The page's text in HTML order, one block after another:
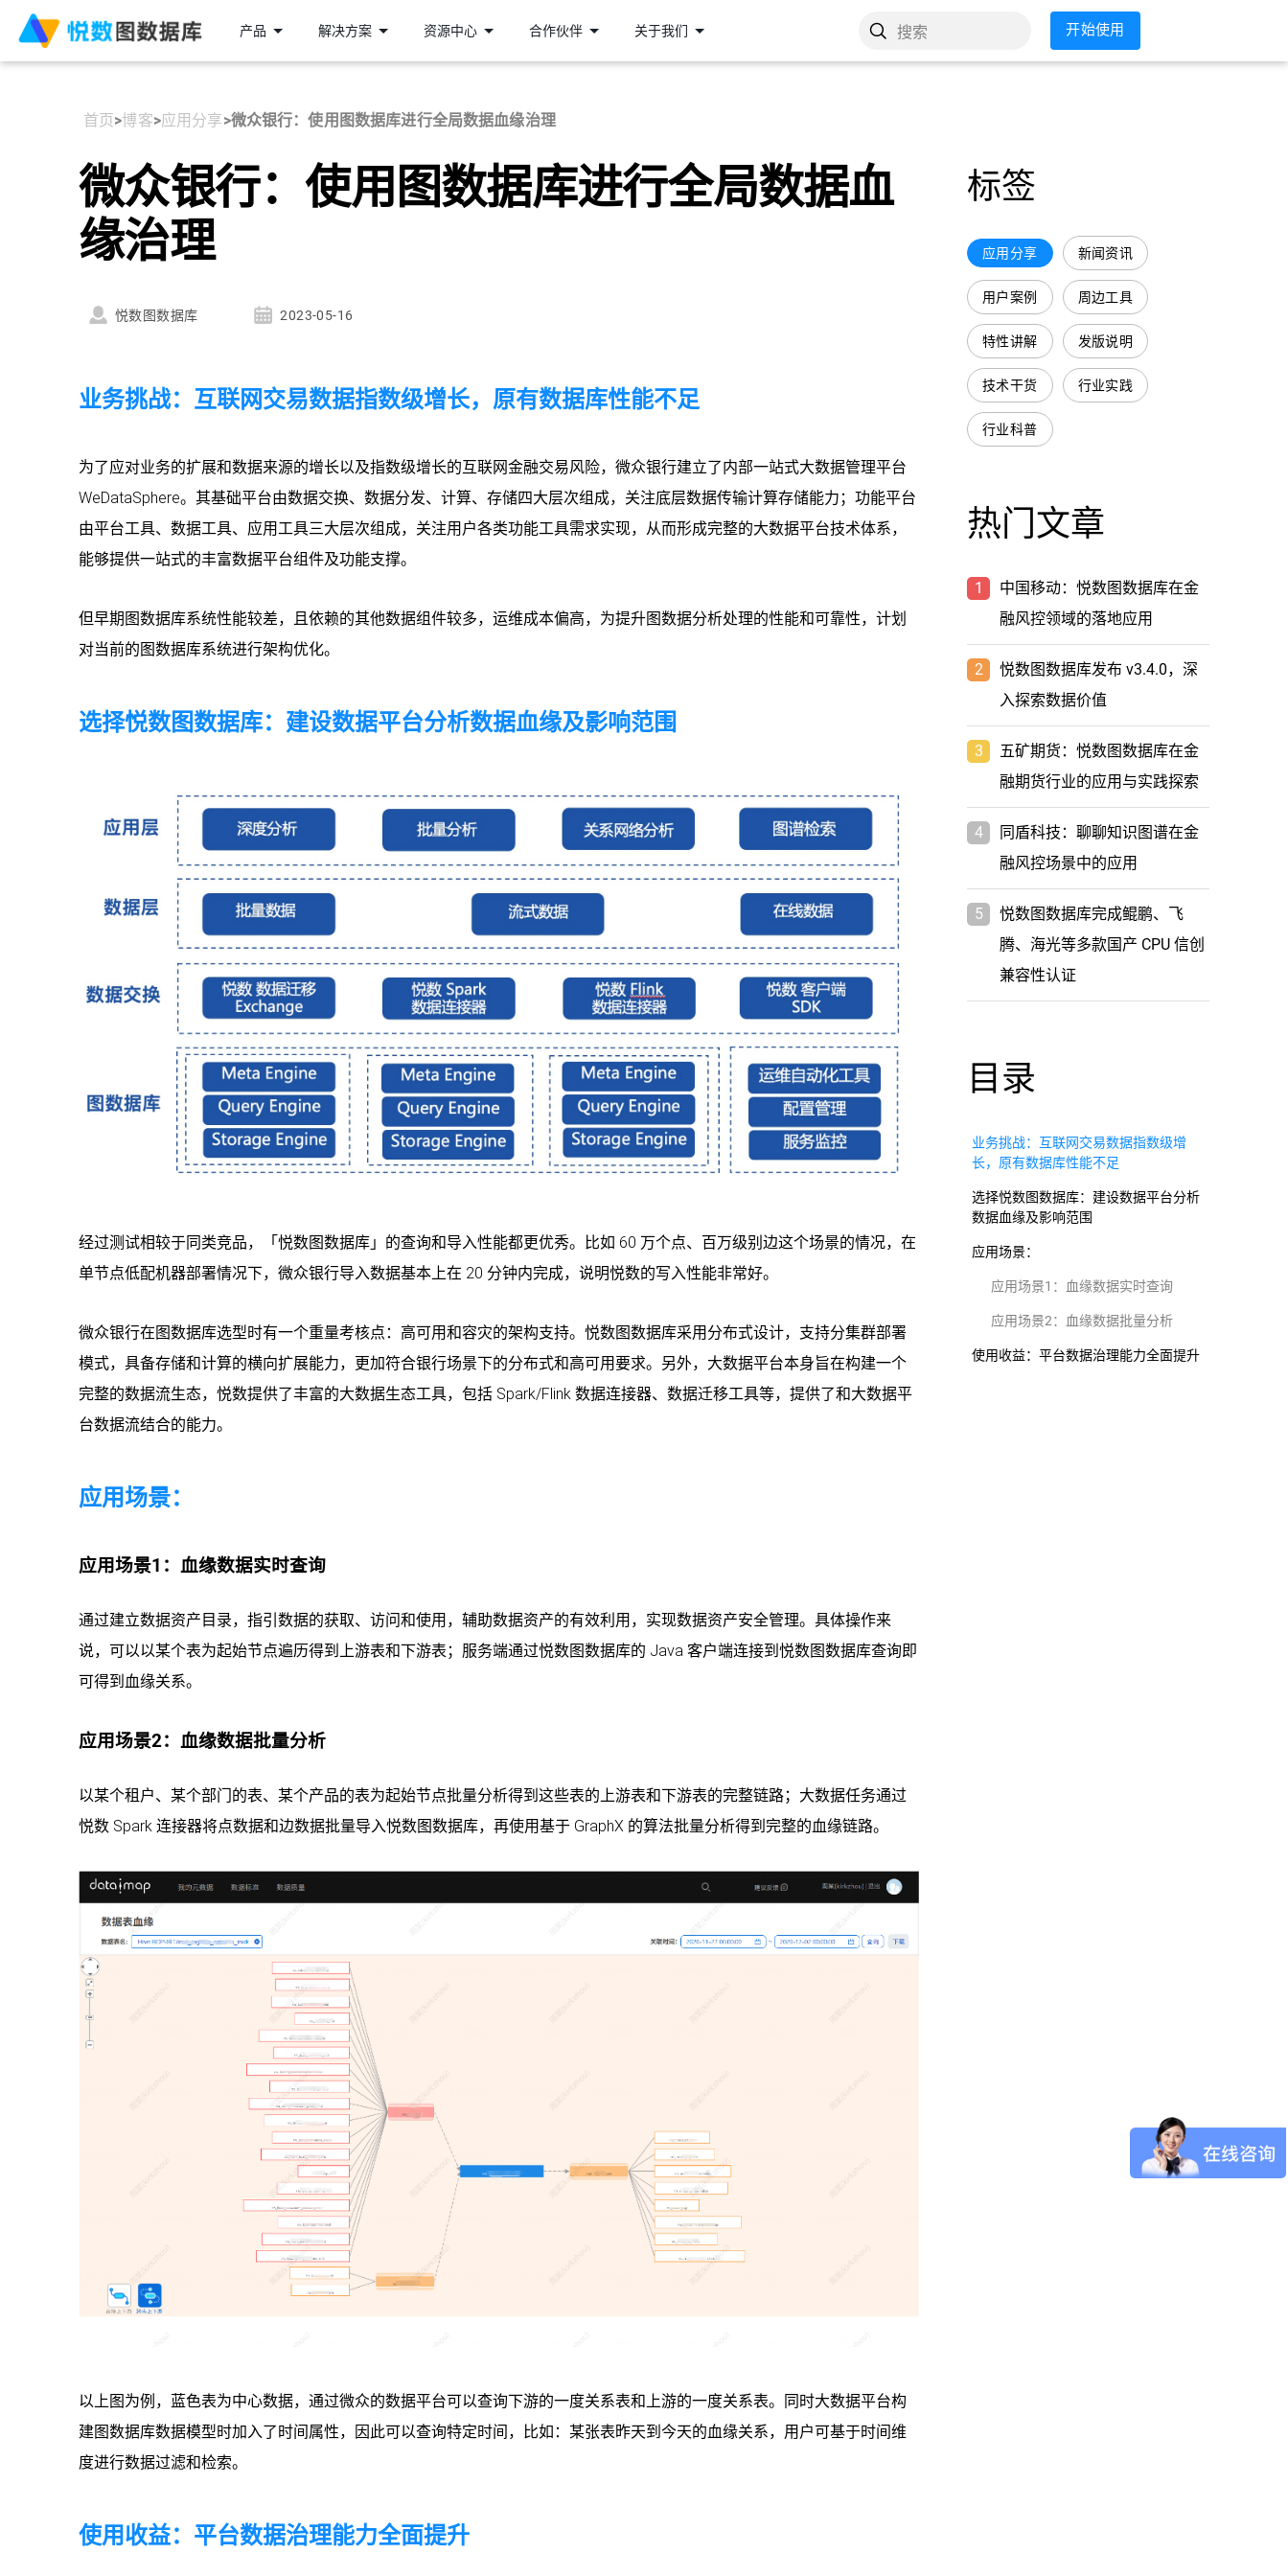
产品 解决方案 资源中心 合作伙伴 关于我们 搜索 开始使用
首页>博客>应用分享>微众银行：使用图数据库进行全局数据血缘治理
微众银行：使用图数据库进行全局数据血
缘治理
悦数图数据库 2023-05-16
业务挑战：互联网交易数据指数级增长，原有数据库性能不足
为了应对业务的扩展和数据来源的增长以及指数级增长的互联网金融交易风险，微众银行建立了内部一站式大数据管理平台
WeDataSphere。其基础平台由数据交换、数据分发、计算、存储四大层次组成，关注底层数据传输计算存储能力；功能平台
由平台工具、数据工具、应用工具三大层次组成，关注用户各类功能工具需求实现，从而形成完整的大数据平台技术体系，
能够提供一站式的丰富数据平台组件及功能支撑。
但早期图数据库系统性能较差，且依赖的其他数据组件较多，运维成本偏高，为提升图数据分析处理的性能和可靠性，计划
对当前的图数据库系统进行架构优化。
选择悦数图数据库：建设数据平台分析数据血缘及影响范围
经过测试相较于同类竞品，「悦数图数据库」的查询和导入性能都更优秀。比如 60 万个点、百万级别边这个场景的情况，在
单节点低配机器部署情况下，微众银行导入数据基本上在 20 分钟内完成，说明悦数的写入性能非常好。
微众银行在图数据库选型时有一个重量考核点：高可用和容灾的架构支持。悦数图数据库采用分布式设计，支持分集群部署
模式，具备存储和计算的横向扩展能力，更加符合银行场景下的分布式和高可用要求。另外，大数据平台本身旨在构建一个
完整的数据流生态，悦数提供了丰富的大数据生态工具，包括 Spark/Flink 数据连接器、数据迁移工具等，提供了和大数据平
台数据流结合的能力。
应用场景：
应用场景1：血缘数据实时查询
通过建立数据资产目录，指引数据的获取、访问和使用，辅助数据资产的有效利用，实现数据资产安全管理。具体操作来
说，可以以某个表为起始节点遍历得到上游表和下游表；服务端通过悦数图数据库的 Java 客户端连接到悦数图数据库查询即
可得到血缘关系。
应用场景2：血缘数据批量分析
以某个租户、某个部门的表、某个产品的表为起始节点批量分析得到这些表的上游表和下游表的完整链路；大数据任务通过
悦数 Spark 连接器将点数据和边数据批量导入悦数图数据库，再使用基于 GraphX 的算法批量分析得到完整的血缘链路。
以上图为例，蓝色表为中心数据，通过微众的数据平台可以查询下游的一度关系表和上游的一度关系表。同时大数据平台构
建图数据库数据模型时加入了时间属性，因此可以查询特定时间，比如：某张表昨天到今天的血缘关系，用户可基于时间维
度进行数据过滤和检索。
使用收益：平台数据治理能力全面提升
标签
应用分享 新闻资讯
用户案例 周边工具
特性讲解 发版说明
技术干货 行业实践
行业科普
热门文章
1
中国移动：悦数图数据库在金
融风控领域的落地应用
2
悦数图数据库发布 v3.4.0，深
入探索数据价值
3
五矿期货：悦数图数据库在金
融期货行业的应用与实践探索
4
同盾科技：聊聊知识图谱在金
融风控场景中的应用
5
悦数图数据库完成鲲鹏、飞
腾、海光等多款国产 CPU 信创
兼容性认证
目录
业务挑战：互联网交易数据指数级增
长，原有数据库性能不足
选择悦数图数据库：建设数据平台分析
数据血缘及影响范围
应用场景：
应用场景1：血缘数据实时查询
应用场景2：血缘数据批量分析
使用收益：平台数据治理能力全面提升